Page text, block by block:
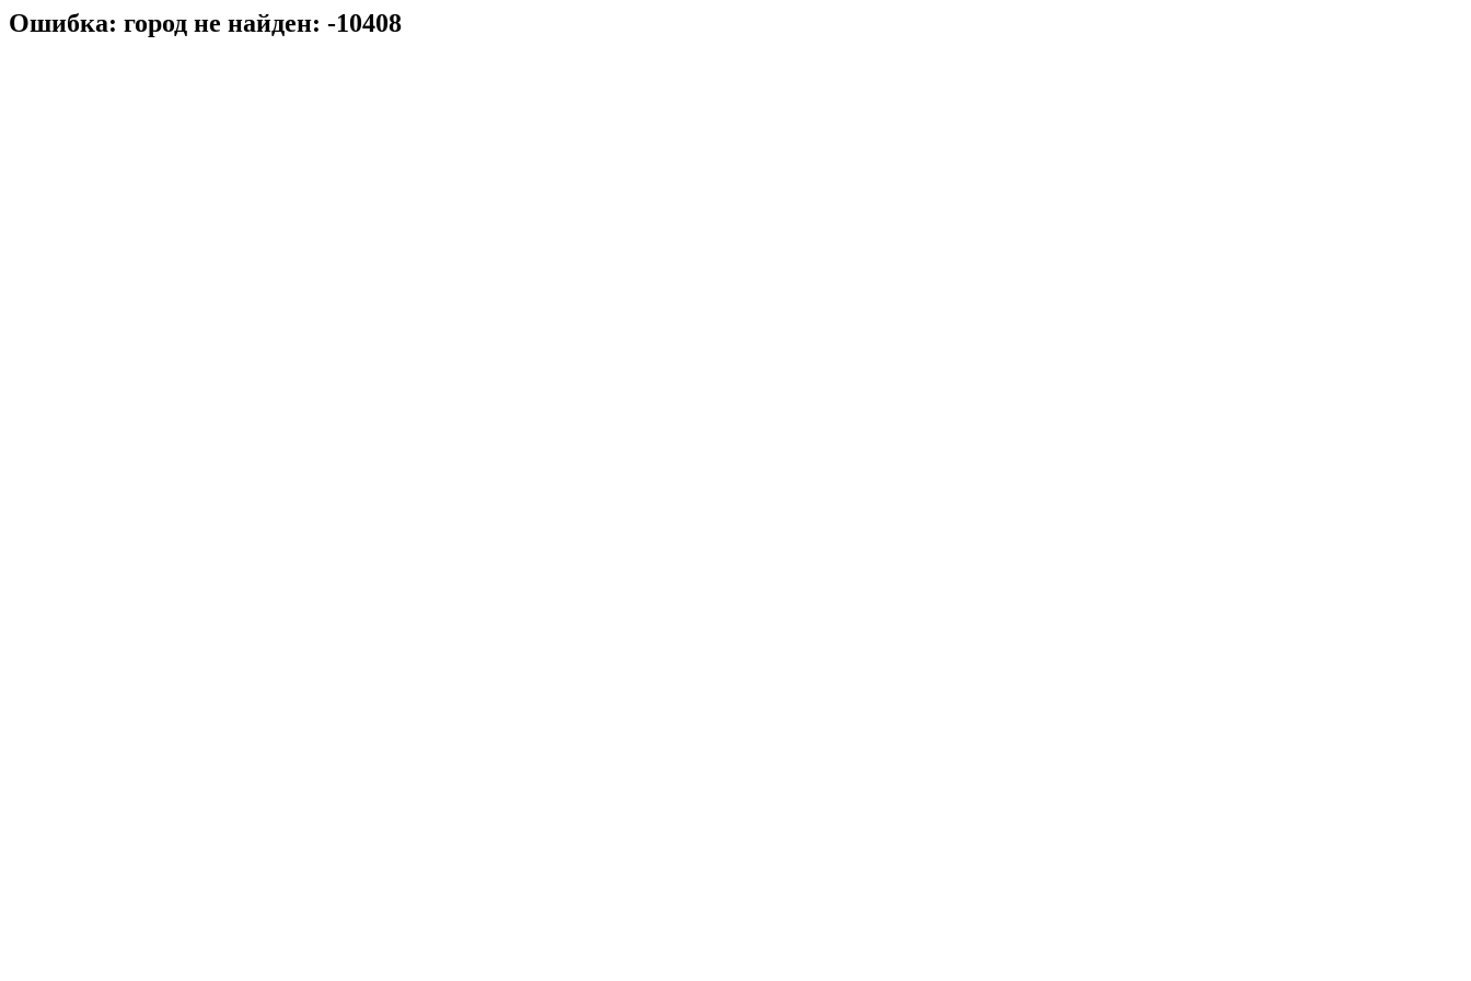
Ошибка: город не найден: -10408